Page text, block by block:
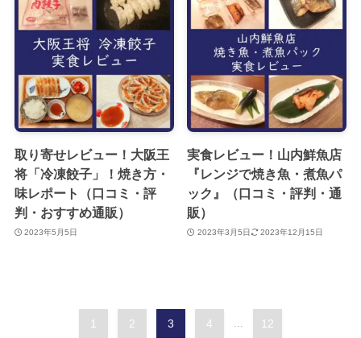
取り寄せレビュー！大阪王
将「冷凍餃子」！焼き方・
味レポート（口コミ・評
判・おすすめ通販）
2023年5月5日
実食レビュー！山内鮮魚店
『レンジで焼き魚・煮魚パ
ック』（口コミ・評判・通
販）
2023年3月5日 2023年12月15日
1 2 3 4 ... 12